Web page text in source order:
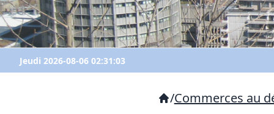
Jeudi 2026-08-06 02:31:03
/Commerces au